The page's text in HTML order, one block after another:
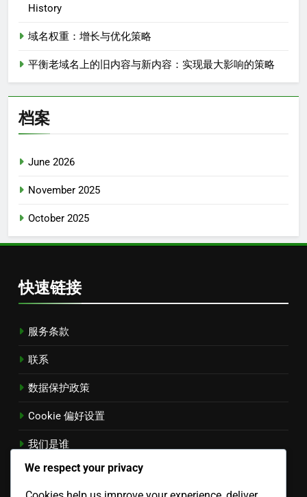
History
域名权重：增长与优化策略
平衡老域名上的旧内容与新内容：实现最大影响的策略
档案
June 2026
November 2025
October 2025
快速链接
服务条款
联系
数据保护政策
Cookie 偏好设置
我们是谁
Chinese▾
We respect your privacy